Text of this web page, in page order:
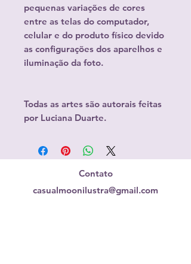
pequenas variações de cores
entre as telas do computador,
celular e do produto físico devido
as configurações dos aparelhos e
iluminação da foto.
Todas as artes são autorais feitas
por Luciana Duarte.
Contato
casualmoonilustra@gmail.com